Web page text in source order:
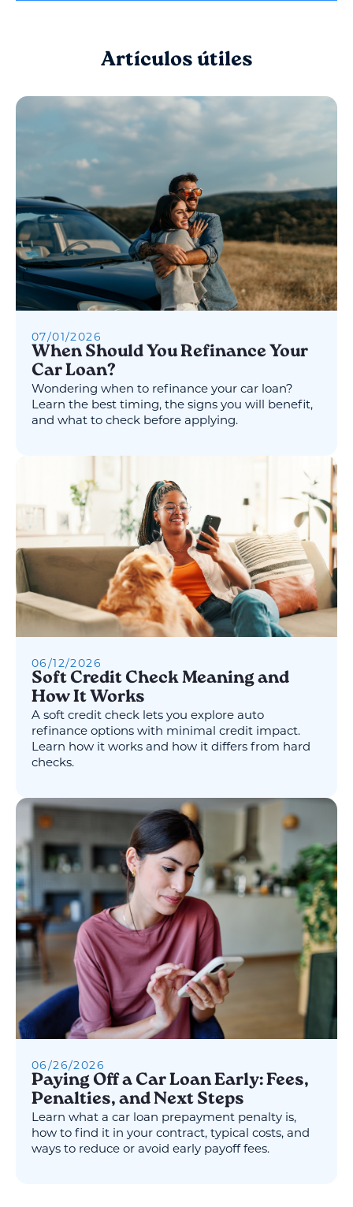
Artículos útiles
07/01/2026
When Should You Refinance Your
Car Loan?
Wondering when to refinance your car loan?
Learn the best timing, the signs you will benefit,
and what to check before applying.
06/12/2026
Soft Credit Check Meaning and
How It Works
A soft credit check lets you explore auto
refinance options with minimal credit impact.
Learn how it works and how it differs from hard
checks.
06/26/2026
Paying Off a Car Loan Early: Fees,
Penalties, and Next Steps
Learn what a car loan prepayment penalty is,
how to find it in your contract, typical costs, and
ways to reduce or avoid early payoff fees.